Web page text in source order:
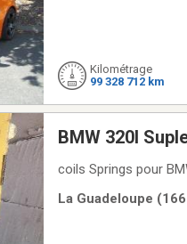
Kilométrage
99 328 712 km
BMW 320I
coils Springs pour
La Guadeloupe